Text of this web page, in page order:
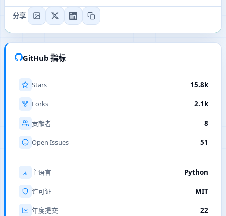
分享
GitHub 指标
Stars 15.8k
Forks 2.1k
贡献者 8
Open Issues 51
主语言 Python
许可证 MIT
年度提交 22